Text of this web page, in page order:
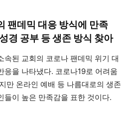
팬데믹 대응 방식에 만족
경 공부 등 생존 방식 찾아
속된 교회의 코로나 팬데믹 위기 대
응을 나타냈다. 코로나19로 어려움
만 온라인 예배 등 나름대로의 생존
들이 높은 만족감을 표한 것이다.